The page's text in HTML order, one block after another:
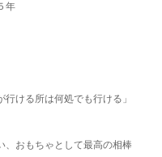
年
ける所は何処でも行ける」
、おもちゃとして最高の相棒